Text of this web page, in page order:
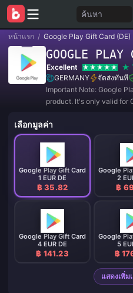
ค้นหา
หน้าแรก / Google Play Gift Card (DE)
GOOGLE
Excellent
GERMANY
จัดส่งทันที
Important Note: Google
product. It's only valid for
เลือกมูลค่า
Google Play Gift Card
1 EUR DE
฿ 35.82
Google
2
฿
Google Play Gift Card
4 EUR DE
฿ 141.23
Google
5
฿
แสดงเพิ่ม